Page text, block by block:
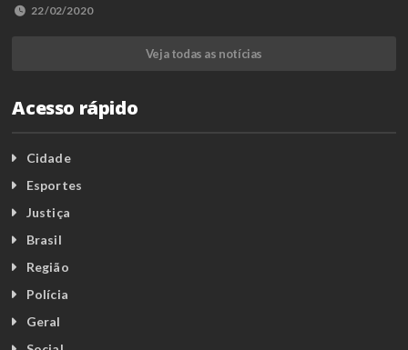
22/02/2020
Veja todas as notícias
Acesso rápido
Cidade
Esportes
Justiça
Brasil
Região
Polícia
Geral